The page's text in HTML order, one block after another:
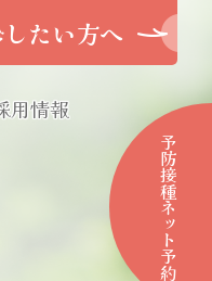
予防接種ネット予約
たい方へ
用情報